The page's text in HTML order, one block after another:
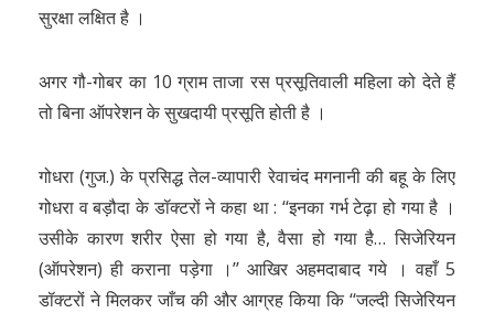
सुरक्षा लक्षित है ।
अगर गौ-गोबर का 10 ग्राम ताजा रस प्रसूतिवाली महिला को देते हैं
तो बिना ऑपरेशन के सुखदायी प्रसूति होती है ।
गोधरा (गुज.) के प्रसिद्ध तेल-व्यापारी रेवाचंद मगनानी की बहू के लिए
गोधरा व बड़ौदा के डॉक्टरों ने कहा था : ‘‘इनका गर्भ टेढ़ा हो गया है ।
उसीके कारण शरीर ऐसा हो गया है, वैसा हो गया है… सिजेरियन
(ऑपरेशन) ही कराना पड़ेगा ।’’ आखिर अहमदाबाद गये । वहाँ 5
डॉक्टरों ने मिलकर जाँच की और आग्रह किया कि ‘‘जल्दी सिजेरियन